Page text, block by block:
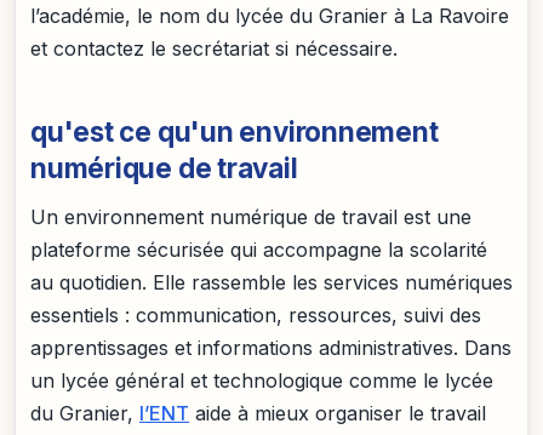
l’académie, le nom du lycée du Granier à La Ravoire
et contactez le secrétariat si nécessaire.
qu'est ce qu'un environnement
numérique de travail
Un environnement numérique de travail est une
plateforme sécurisée qui accompagne la scolarité
au quotidien. Elle rassemble les services numériques
essentiels : communication, ressources, suivi des
apprentissages et informations administratives. Dans
un lycée général et technologique comme le lycée
du Granier, l’ENT aide à mieux organiser le travail